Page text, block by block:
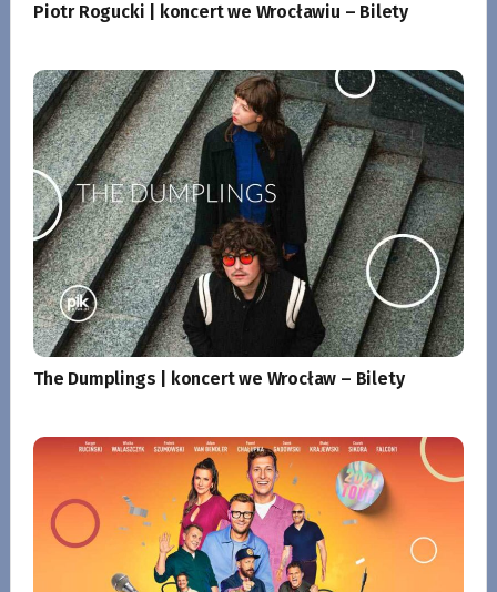
Piotr Rogucki | koncert we Wrocławiu – Bilety
The Dumplings | koncert we Wrocław – Bilety